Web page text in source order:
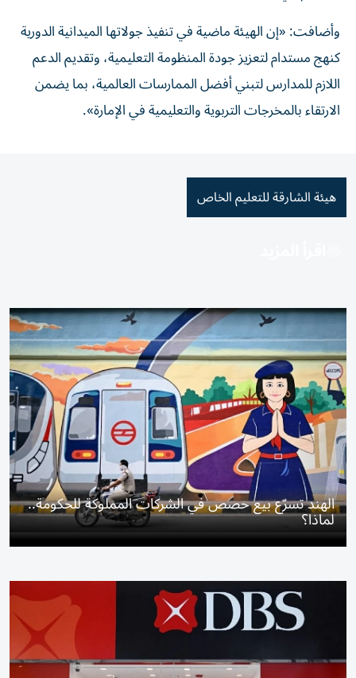
وأضافت: «إن الهيئة ماضية في تنفيذ جولاتها الميدانية الدورية
كنهج مستدام لتعزيز جودة المنظومة التعليمية، وتقديم الدعم
اللازم للمدارس لتبني أفضل الممارسات العالمية، بما يضمن
الارتقاء بالمخرجات التربوية والتعليمية في الإمارة».
هيئة الشارقة للتعليم الخاص
الهند تسرّع بيع حصص في الشركات المملوكة للحكومة..
لماذا؟